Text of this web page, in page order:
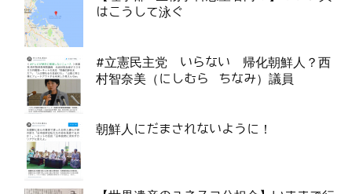
はこうして泳ぐ
#立憲民主党 いらない 帰化朝鮮人？西
村智奈美（にしむら ちなみ）議員
朝鮮人にだまされないように！